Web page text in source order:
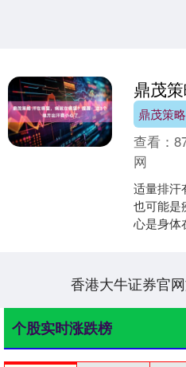
鼎茂策略
查看：
网
适量排汗
也可能是
心是身体
香港大牛证券官
个股实时涨跌榜